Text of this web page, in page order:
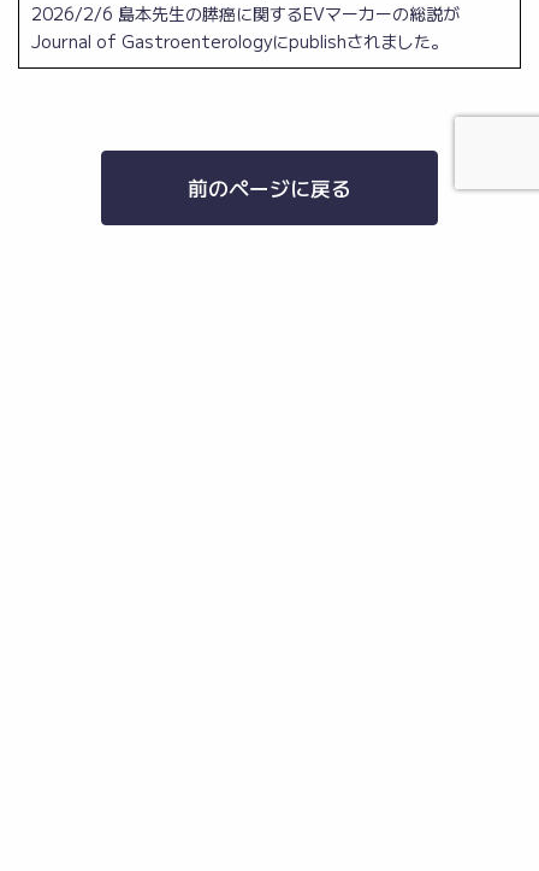
2026/2/6 島本先生の膵癌に関するEVマーカーの総説が
Journal of Gastroenterologyにpublishされました。
前のページに戻る